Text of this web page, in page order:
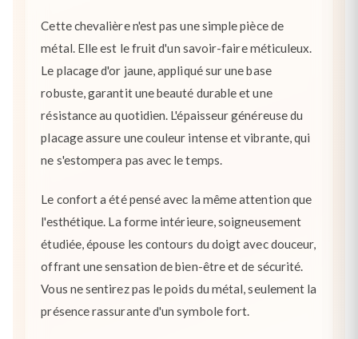
Cette chevalière n'est pas une simple pièce de
métal. Elle est le fruit d'un savoir-faire méticuleux.
Le placage d'or jaune, appliqué sur une base
robuste, garantit une beauté durable et une
résistance au quotidien. L'épaisseur généreuse du
placage assure une couleur intense et vibrante, qui
ne s'estompera pas avec le temps.
Le confort a été pensé avec la même attention que
l'esthétique. La forme intérieure, soigneusement
étudiée, épouse les contours du doigt avec douceur,
offrant une sensation de bien-être et de sécurité.
Vous ne sentirez pas le poids du métal, seulement la
présence rassurante d'un symbole fort.